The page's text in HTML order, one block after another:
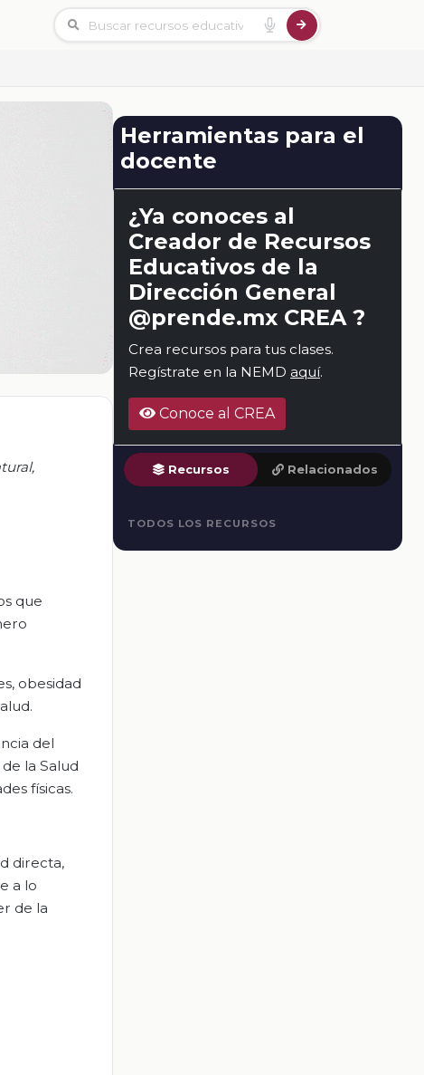
que
obesidad
del
la Salud
físicas.
directa,
a lo
de la
Herramientas para el
docente
¿Ya conoces al
Creador de Recursos
Educativos de la
Dirección General
@prende.mx CREA ?
Crea recursos para tus clases.
Regístrate en la NEMD aquí.
Conoce al CREA
Recursos Relacionados
TODOS LOS RECURSOS